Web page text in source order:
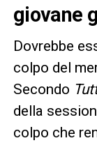
giovane
Dovrebbe
colpo del
Secondo
della
colpo che